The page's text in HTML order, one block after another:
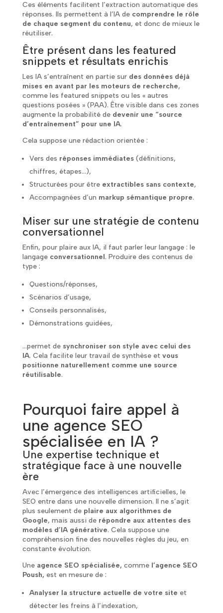
Ces éléments facilitent l’extraction automatique des
réponses. Ils permettent à l’IA de comprendre le rôle
de chaque segment du contenu, et donc de mieux le
réutiliser.
Être présent dans les featured
snippets et résultats enrichis
Les IA s’entraînent en partie sur des données déjà
mises en avant par les moteurs de recherche,
comme les featured snippets ou les « autres
questions posées » (PAA). Être visible dans ces zones
augmente la probabilité de devenir une “source
d’entraînement” pour une IA.
Cela suppose une rédaction orientée :
Vers des réponses immédiates(définitions,
chiffres, étapes…),
Structurées pour être extractibles sans contexte,
Accompagnées d’un markup sémantique propre.
Miser sur une stratégie de contenu
conversationnel
Enfin, pour plaire aux IA, il faut parler leur langage : le
langage conversationnel. Produire des contenus de
type :
Questions/réponses,
Scénarios d’usage,
Conseils personnalisés,
Démonstrations guidées,
…permet de synchroniser son style avec celui des
IA. Cela facilite leur travail de synthèse et vous
positionne naturellement comme une source
réutilisable.
Pourquoi faire appel à
une agence SEO
spécialisée en IA ?
Une expertise technique et
stratégique face à une nouvelle
ère
Avec l’émergence des intelligences artificielles, le
SEO entre dans une nouvelle dimension. Il ne s’agit
plus seulement de plaire aux algorithmes de
Google, mais aussi de répondre aux attentes des
modèles d’IA générative. Cela suppose une
compréhension fine des nouvelles règles du jeu, en
constante évolution.
Une agence SEO spécialisée, commel’agence SEO
Poush, est en mesure de :
Analyser la structure actuelle de votre site et
détecter les freins à l’indexation,